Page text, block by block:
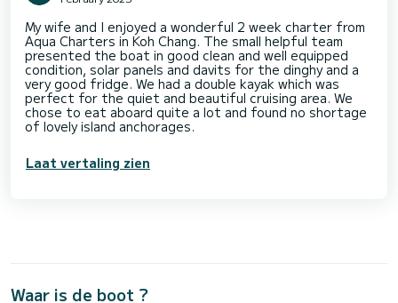
My wife and I enjoyed a wonderful 2 week charter from
Aqua Charters in Koh Chang. The small helpful team
presented the boat in good clean and well equipped
condition, solar panels and davits for the dinghy and a
very good fridge. We had a double kayak which was
perfect for the quiet and beautiful cruising area. We
chose to eat aboard quite a lot and found no shortage
of lovely island anchorages.
Laat vertaling zien
Waar is de boot ?